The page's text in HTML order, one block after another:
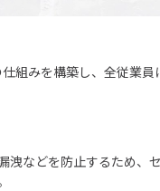
組みを構築し、全従業員
などを防止するため、